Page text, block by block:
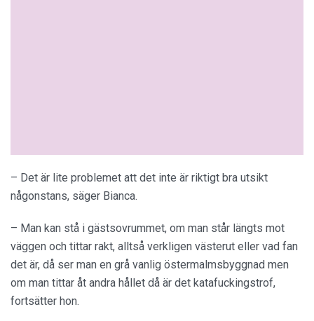
– Det är lite problemet att det inte är riktigt bra utsikt
någonstans, säger Bianca.
– Man kan stå i gästsovrummet, om man står längts mot
väggen och tittar rakt, alltså verkligen västerut eller vad fan
det är, då ser man en grå vanlig östermalmsbyggnad men
om man tittar åt andra hållet då är det katafuckingstrof,
fortsätter hon.